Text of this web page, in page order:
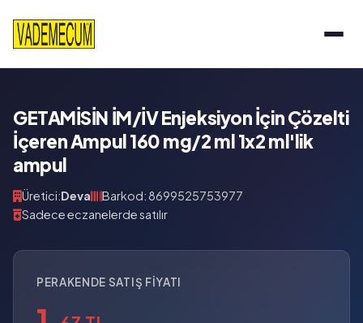
GETAMİSİN İM/İV Enjeksiyon İçin Çözelti
İçeren Ampul 160 mg/2 ml 1x2 ml'lik
ampul
Üretici:Deva
Barkod: 8699525753977
Sadece eczanelerde satılır
PERAKENDE SATIŞ FIYATI